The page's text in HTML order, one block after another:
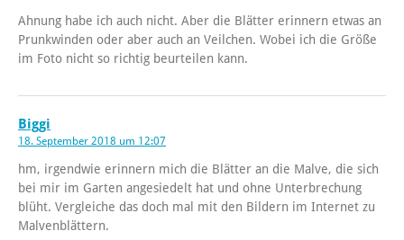
Ahnung habe ich auch nicht. Aber die Blätter erinnern etwas an
Prunkwinden oder aber auch an Veilchen. Wobei ich die Größe
im Foto nicht so richtig beurteilen kann.
Biggi
18. September 2018 um 12:07
hm, irgendwie erinnern mich die Blätter an die Malve, die sich
bei mir im Garten angesiedelt hat und ohne Unterbrechung
blüht. Vergleiche das doch mal mit den Bildern im Internet zu
Malvenblättern.